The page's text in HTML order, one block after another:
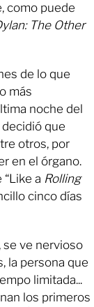
como puede
The Other
de lo que
más
noche del
que
otros, por
en el órgano.
a Rolling
cinco días
se ve nervioso
la persona que
limitada...
los primeros